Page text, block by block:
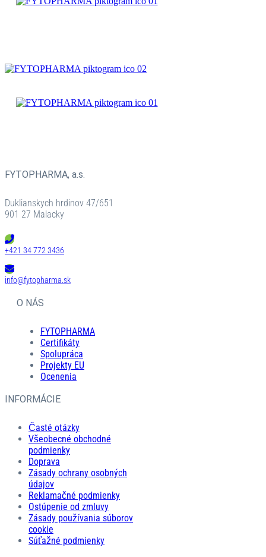
FYTOPHARMA, a.s.
Duklianskych hrdinov 47/651
901 27 Malacky
+421 34 772 3436
info@fytopharma.sk
O NÁS
FYTOPHARMA
Certifikáty
Spolupráca
Projekty EU
Ocenenia
INFORMÁCIE
Časté otázky
Všeobecné obchodné
podmienky
Doprava
Zásady ochrany osobných
údajov
Reklamačné podmienky
Ostúpenie od zmluvy
Zásady používania súborov
cookie
Súťažné podmienky